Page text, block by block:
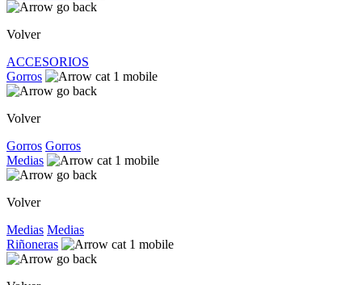
Volver
ACCESORIOS
Gorros
Volver
Gorros Gorros
Medias
Volver
Medias Medias
Riñoneras